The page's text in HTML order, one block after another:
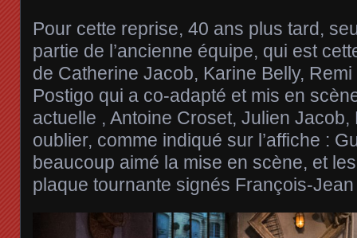
Pour cette reprise, 40 ans plus tard,
partie de l’ancienne équipe, qui est
de Catherine Jacob, Karine Belly,
Postigo qui a co-adapté et mis en
actuelle , Antoine Croset, Julien
oublier, comme indiqué sur l’affiche :
beaucoup aimé la mise en scène, et
plaque tournante signés François-